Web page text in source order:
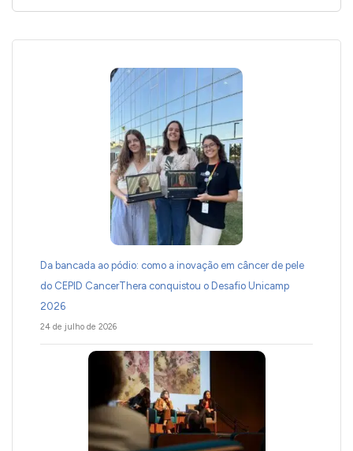
Da bancada ao pódio: como a inovação em câncer de pele
do CEPID CancerThera conquistou o Desafio Unicamp
2026
24 de julho de 2026